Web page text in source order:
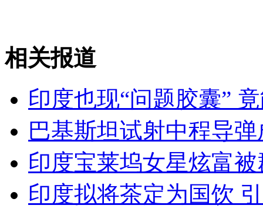
女孩北京地铁殴打老人 痛下狠手拳打脚踢
无痛分娩是否安全 医生回应
相关报道
印度也现“问题胶囊”
巴基斯坦试射中程导
印度宝莱坞女星炫富
印度拟将茶定为国饮